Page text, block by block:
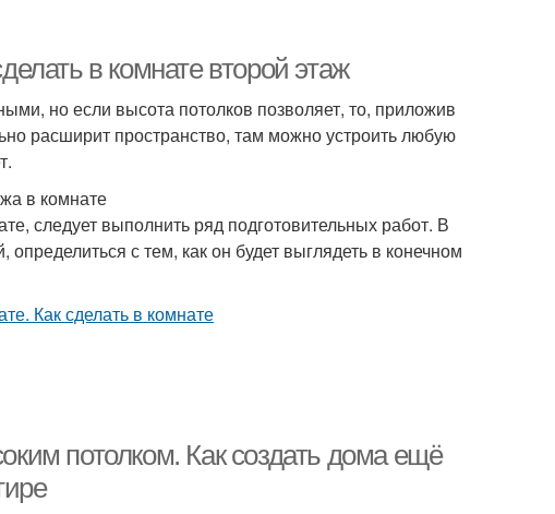
в комнате второй этаж
но если высота потолков позволяет, то, приложив
расширит пространство, там можно устроить любую
в комнате
следует выполнить ряд подготовительных работ. В
с тем, как он будет выглядеть в конечном
потолком. Как создать дома ещё